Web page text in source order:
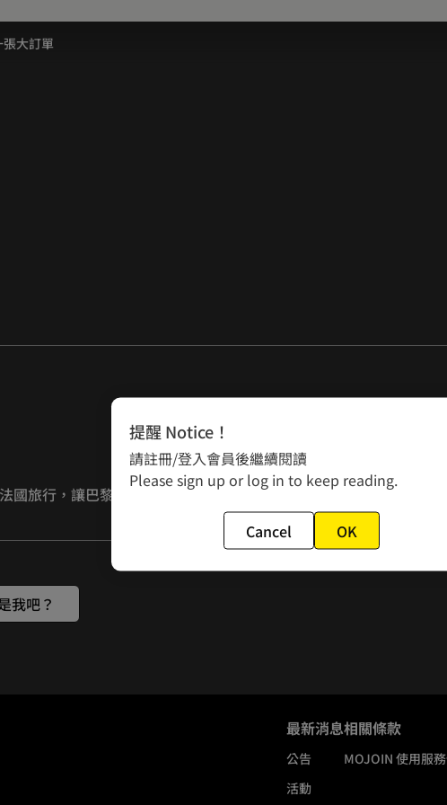
張大訂單
國旅行，讓巴黎的街頭畫家給她畫了張畫像，她想，畫作應該會超
了畫家…(≧▽≦)
好羨慕啊!!☆´∀｀☆ 完結倒數計時啦…
我吧？
最新消息
公告
活動
相關條款
MOJOIN 使用服
提醒 Notice！
請註冊/登入會員後繼續閱讀
Please sign up or log in to keep reading.
Cancel OK